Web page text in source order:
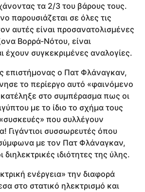
τα 2/3 του βάρους τους.
παρουσιάζεται σε όλες τις
αυτές είναι προσανατολισμένες
Βορρά-Νότου, είναι
έχουν συγκεκριμένες αναλογίες.
επιστήμονας ο Πατ Φλάναγκαν,
το περίεργο αυτό «φαινόμενο
στο συμπέρασμα πως οι
με το ίδιο το σχήμα τους
που συλλέγουν
Γιγάντιοι συσσωρευτές όπου
με τον Πατ Φλάναγκαν,
διηλεκτρικές ιδιότητες της ύλης.
ενέργεια» την διαφορά
στο στατικό ηλεκτρισμό και